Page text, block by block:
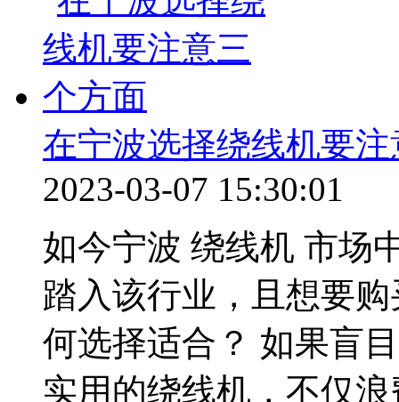
在宁波选择绕线机要
2023-03-07 15:30:01
如今宁波 绕线机 市场
踏入该行业，且想要
何选择适合？ 如果盲
实用的绕线机，不仅